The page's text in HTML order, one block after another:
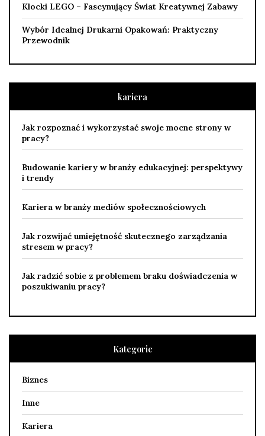
Klocki LEGO – Fascynujący Świat Kreatywnej Zabawy
Wybór Idealnej Drukarni Opakowań: Praktyczny
Przewodnik
kariera
Jak rozpoznać i wykorzystać swoje mocne strony w
pracy?
Budowanie kariery w branży edukacyjnej: perspektywy
i trendy
Kariera w branży mediów społecznościowych
Jak rozwijać umiejętność skutecznego zarządzania
stresem w pracy?
Jak radzić sobie z problemem braku doświadczenia w
poszukiwaniu pracy?
Kategorie
Biznes
Inne
Kariera